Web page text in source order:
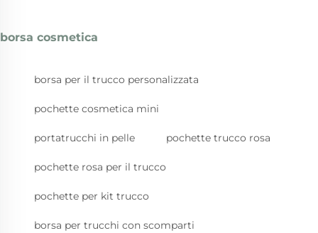
borsa cosmetica
borsa per il trucco personalizzata
pochette cosmetica mini
portatrucchi in pelle pochette trucco rosa
pochette rosa per il trucco
pochette per kit trucco
borsa per trucchi con scomparti